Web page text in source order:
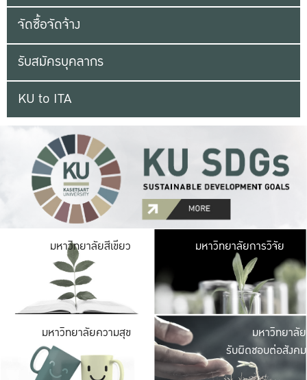
จัดซื้อจัดจ้าง
รับสมัครบุคลากร
KU to ITA
มหาวิทยาลัยสีเขียว มหาวิ
มีพื้นที่เขียวสดใส
เป็นป่าในเมือง เกษต
มหาวิทยาลัยการวิจัย
มหาวิทยาลัยความสุข มหาวิ
ค
เปิดประ
และพบเรื่องราวใ
มหาวิทยาลัย
รับผิดชอบต่อสังคม